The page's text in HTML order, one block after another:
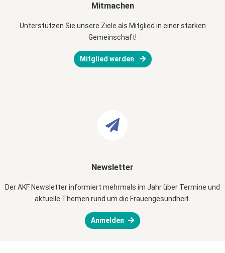
Mitmachen
Unterstützen Sie unsere Ziele als Mitglied in einer starken
Gemeinschaft!
Mitglied werden
Newsletter
Der AKF Newsletter informiert mehrmals im Jahr über Termine und
aktuelle Themen rund um die Frauengesundheit.
Anmelden